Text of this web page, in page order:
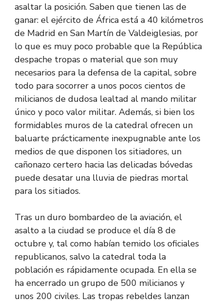
asaltar la posición. Saben que tienen las de
ganar: el ejército de África está a 40 kilómetros
de Madrid en San Martín de Valdeiglesias, por
lo que es muy poco probable que la República
despache tropas o material que son muy
necesarios para la defensa de la capital, sobre
todo para socorrer a unos pocos cientos de
milicianos de dudosa lealtad al mando militar
único y poco valor militar. Además, si bien los
formidables muros de la catedral ofrecen un
baluarte prácticamente inexpugnable ante los
medios de que disponen los sitiadores, un
cañonazo certero hacia las delicadas bóvedas
puede desatar una lluvia de piedras mortal
para los sitiados.
Tras un duro bombardeo de la aviación, el
asalto a la ciudad se produce el día 8 de
octubre y, tal como habían temido los oficiales
republicanos, salvo la catedral toda la
población es rápidamente ocupada. En ella se
ha encerrado un grupo de 500 milicianos y
unos 200 civiles. Las tropas rebeldes lanzan